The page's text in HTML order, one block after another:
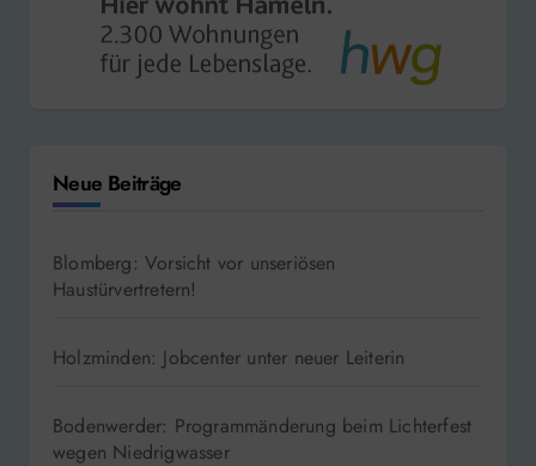
Neue Beiträge
Blomberg: Vorsicht vor unseriösen
Haustürvertretern!
Holzminden: Jobcenter unter neuer Leiterin
Bodenwerder: Programmänderung beim Lichterfest
wegen Niedrigwasser